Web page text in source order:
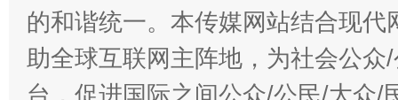
的和谐统一。本传媒网站结合现
助全球互联网主阵地，为社会公
台，促进国际之间公众/公民/大众/